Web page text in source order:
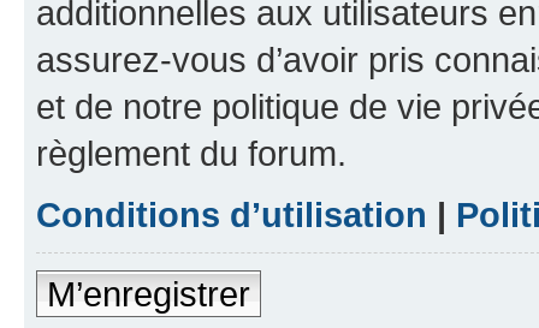
additionnelles aux utilisateurs
assurez-vous d’avoir pris
et de notre politique de vie
règlement du forum.
Conditions d’utilisation |
M’enregistrer